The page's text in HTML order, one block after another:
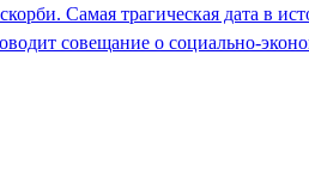
Самая трагическая дата в
совещание о социально-